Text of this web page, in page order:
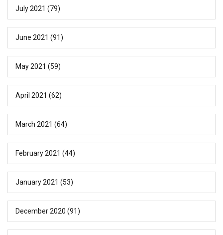
July 2021 (79)
June 2021 (91)
May 2021 (59)
April 2021 (62)
March 2021 (64)
February 2021 (44)
January 2021 (53)
December 2020 (91)